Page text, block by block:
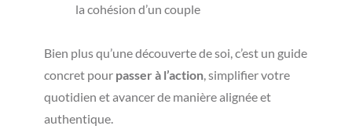
la cohésion d’un couple
Bien plus qu’une découverte de soi, c’est un guide
concret pour passer à l’action , simplifier votre
quotidien et avancer de manière alignée et
authentique.